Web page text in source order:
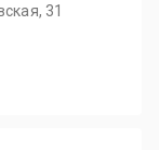
31